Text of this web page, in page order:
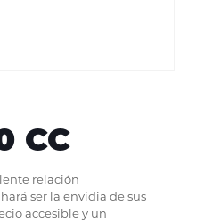
CC
relación
ser la envidia de sus
accesible y un